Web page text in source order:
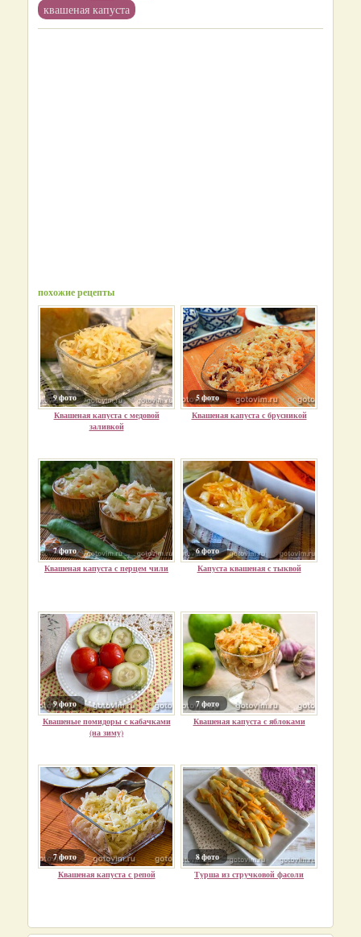
квашеная капуста
похожие рецепты
9 фото
Квашеная капуста с медовой
заливкой
5 фото
Квашеная капуста с брусникой
7 фото
Квашеная капуста с перцем чили
6 фото
Капуста квашеная с тыквой
9 фото
Квашеные помидоры с кабачками
(на зиму)
7 фото
Квашеная капуста с яблоками
7 фото
Квашеная капуста с репой
8 фото
Турша из стручковой фасоли